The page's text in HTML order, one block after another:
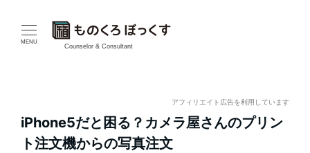
MENU
Counselor & Consultant
アフィリエイト広告を利用しています
iPhone5だと困る？カメラ屋さんのプリン
ト注文機からの写真注文